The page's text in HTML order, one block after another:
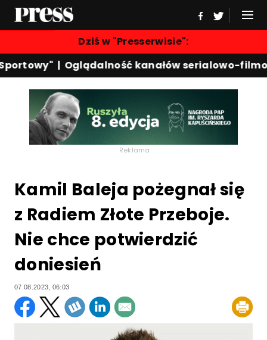
Dziś w "Presserwisie":
| Oglądalność kanałów serialowo-
Reklama
Kamil Baleja pożegnał się
z Radiem Złote Przeboje.
Nie chce potwierdzić
doniesień
07.08.2023, 06:03